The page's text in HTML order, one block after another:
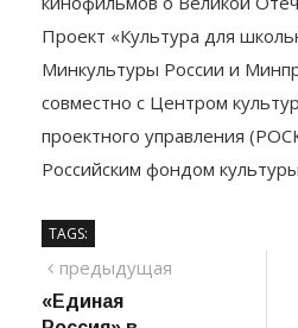
примере героев
кинофильмов о Великой
Проект «Культура для
Минкультуры России и
совместно с Центром
проектного управления
Российским фондом культуры.
TAGS:
предыдущая